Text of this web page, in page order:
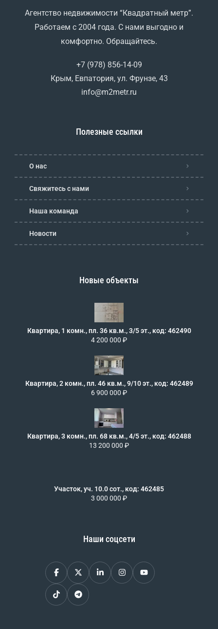
Агентство недвижимости “Квадратный метр”.
Работаем с 2004 года. С нами выгодно и
комфортно. Обращайтесь.
+7 (978) 856-14-09
Крым, Евпатория, ул. Фрунзе, 43
info@m2metr.ru
Полезные ссылки
О нас
Свяжитесь с нами
Наша команда
Новости
Новые объекты
Квартира, 1 комн., пл. 36 кв.м., 3/5 эт., код: 462490
4 200 000 ₽
Квартира, 2 комн., пл. 46 кв.м., 9/10 эт., код: 462489
6 900 000 ₽
Квартира, 3 комн., пл. 68 кв.м., 4/5 эт., код: 462488
13 200 000 ₽
Участок, уч. 10.0 сот., код: 462485
3 000 000 ₽
Наши соцсети